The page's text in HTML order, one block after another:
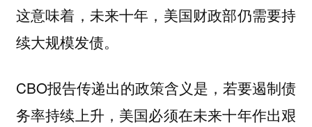
这意味着，未来十年，美国财政部仍需要持
续大规模发债。
CBO报告传递出的政策含义是，若要遏制债
务率持续上升，美国必须在未来十年作出艰